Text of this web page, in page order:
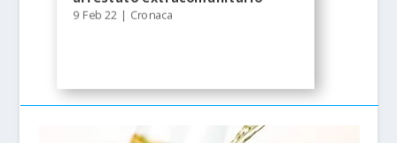
9 Feb 22 | Cronaca